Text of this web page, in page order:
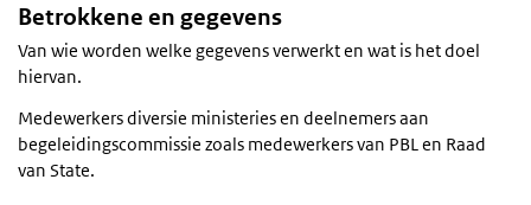
Betrokkene en gegevens
Van wie worden welke gegevens verwerkt en wat is het doel
hiervan.
Medewerkers diversie ministeries en deelnemers aan
begeleidingscommissie zoals medewerkers van PBL en Raad
van State.